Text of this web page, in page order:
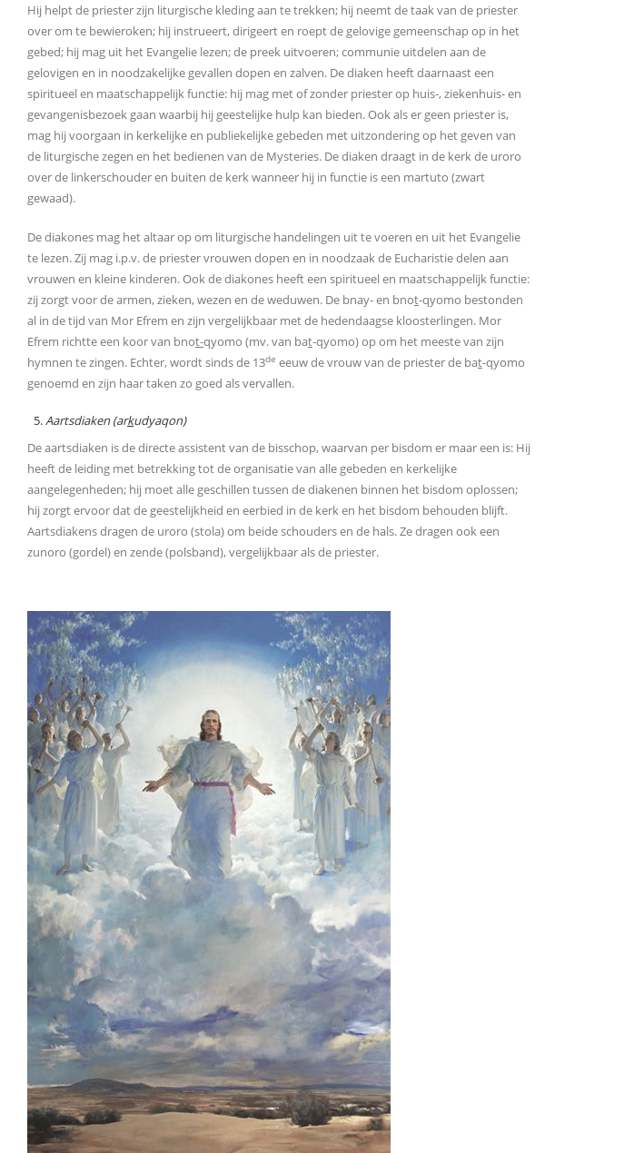
Hij helpt de priester zijn liturgische kleding aan te trekken; hij neemt de taak van de priester
over om te bewieroken; hij instrueert, dirigeert en roept de gelovige gemeenschap op in het
gebed; hij mag uit het Evangelie lezen; de preek uitvoeren; communie uitdelen aan de
gelovigen en in noodzakelijke gevallen dopen en zalven. De diaken heeft daarnaast een
spiritueel en maatschappelijk functie: hij mag met of zonder priester op huis-, ziekenhuis- en
gevangenisbezoek gaan waarbij hij geestelijke hulp kan bieden. Ook als er geen priester is,
mag hij voorgaan in kerkelijke en publiekelijke gebeden met uitzondering op het geven van
de liturgische zegen en het bedienen van de Mysteries. De diaken draagt in de kerk de uroro
over de linkerschouder en buiten de kerk wanneer hij in functie is een martuto (zwart
gewaad).
De diakones mag het altaar op om liturgische handelingen uit te voeren en uit het Evangelie
te lezen. Zij mag i.p.v. de priester vrouwen dopen en in noodzaak de Eucharistie delen aan
vrouwen en kleine kinderen. Ook de diakones heeft een spiritueel en maatschappelijk functie:
zij zorgt voor de armen, zieken, wezen en de weduwen. De bnay- en bnot-qyomo bestonden
al in de tijd van Mor Efrem en zijn vergelijkbaar met de hedendaagse kloosterlingen. Mor
Efrem richtte een koor van bnot-qyomo (mv. van bat-qyomo) op om het meeste van zijn
hymnen te zingen. Echter, wordt sinds de 13de eeuw de vrouw van de priester de bat-qyomo
genoemd en zijn haar taken zo goed als vervallen.
Aartsdiaken (arkudyaqon)
De aartsdiaken is de directe assistent van de bisschop, waarvan per bisdom er maar een is: Hij
heeft de leiding met betrekking tot de organisatie van alle gebeden en kerkelijke
aangelegenheden; hij moet alle geschillen tussen de diakenen binnen het bisdom oplossen;
hij zorgt ervoor dat de geestelijkheid en eerbied in de kerk en het bisdom behouden blijft.
Aartsdiakens dragen de uroro (stola) om beide schouders en de hals. Ze dragen ook een
zunoro (gordel) en zende (polsband), vergelijkbaar als de priester.